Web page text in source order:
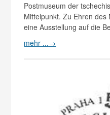
Postmuseum der
Mittelpunkt. Zu Ehren
eine Ausstellung auf die
mehr ...→